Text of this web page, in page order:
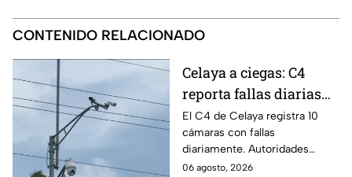
CONTENIDO RELACIONADO
Celaya a ciegas: C4
reporta fallas diarias
en 10 cámaras de
videovigilancia
El C4 de Celaya registra 10
cámaras con fallas
diariamente. Autoridades
afirman que se trata de una
06 agosto, 2026